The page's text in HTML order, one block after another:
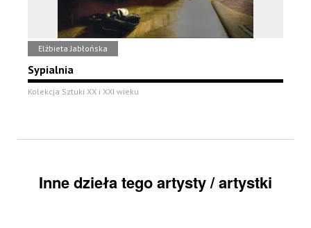
Elżbieta Jabłońska
Sypialnia
Kolekcja Sztuki XX i XXI wieku
Inne dzieła tego artysty / artystki